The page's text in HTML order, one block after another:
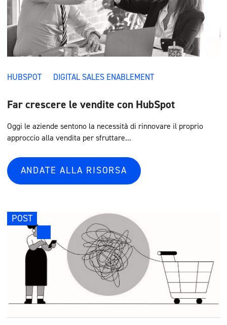
HUBSPOT DIGITAL SALES ENABLEMENT
Far crescere le vendite con HubSpot
Oggi le aziende sentono la necessità di rinnovare il proprio
approccio alla vendita per sfruttare...
ANDATE ALLA RISORSA
POST